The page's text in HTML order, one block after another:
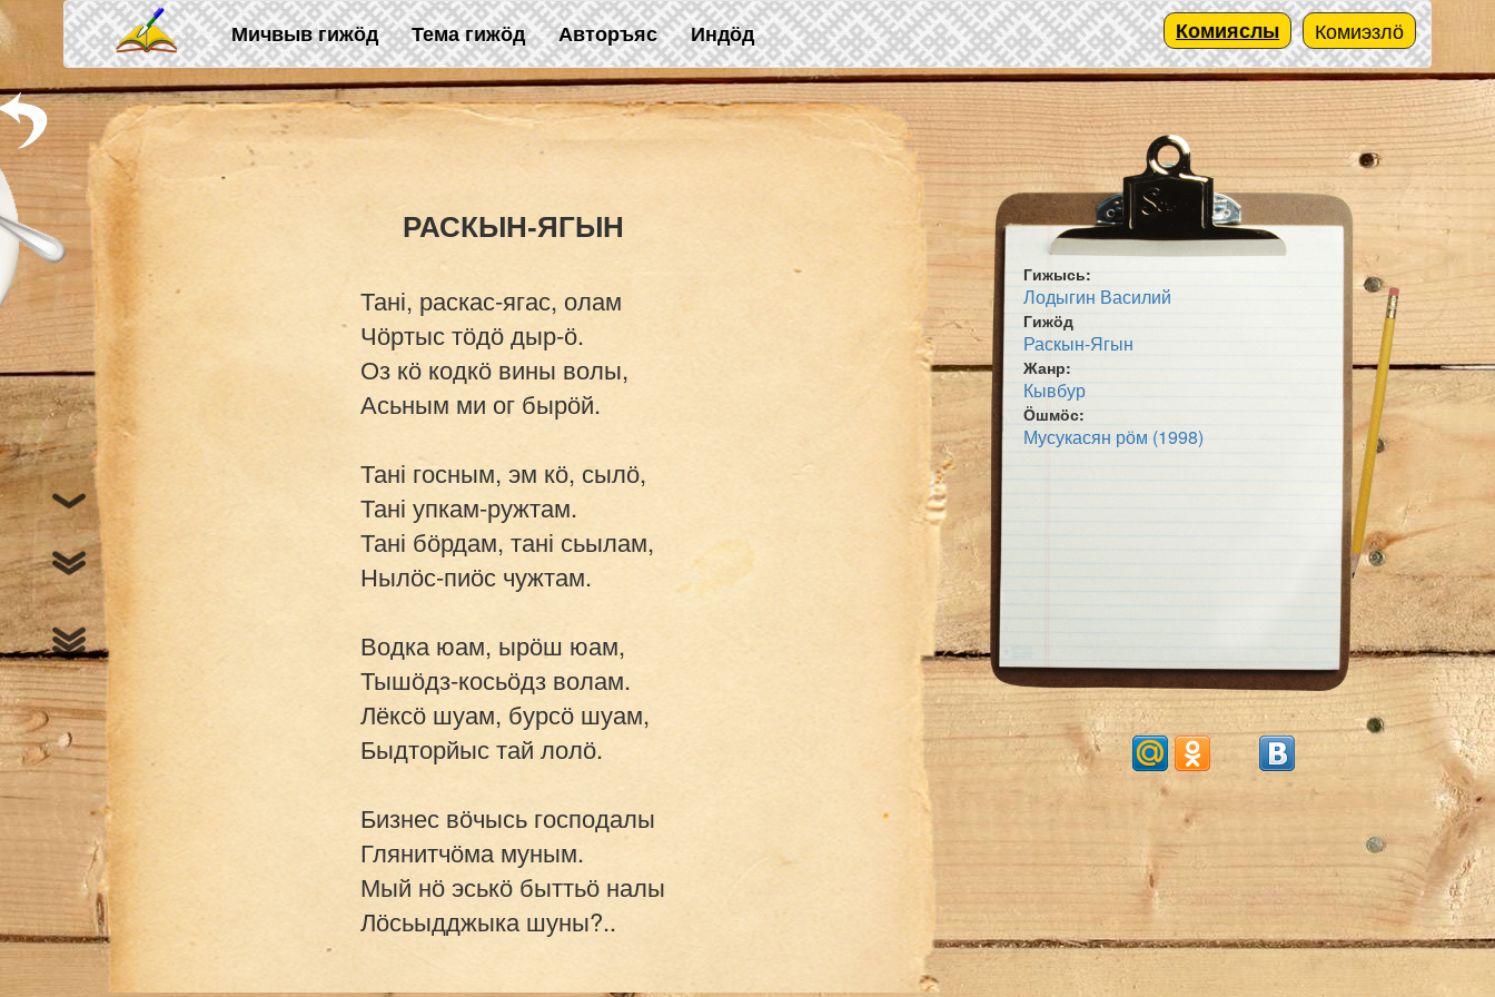
Skip to main content
Мичвыв гижӧд Тема гижӧд Авторъяс Индӧд Комиэзлӧ
Комияслы
Тані, раскас-ягас, олам
Чӧртыс тӧдӧ дыр-ӧ.
Оз кӧ кодкӧ вины волы,
Асьным ми ог бырӧй.
Тані госным, эм кӧ, сылӧ,
Тані упкам-ружтам.
Тані бӧрдам, тані сьылам,
Нылӧс-пиӧс чужтам.
Водка юам, ырӧш юам,
Тышӧдз-косьӧдз волам.
Лёксӧ шуам, бурсӧ шуам,
Быдторйыс тай лолӧ.
Бизнес вӧчысь господалы
Глянитчӧма муным.
Мый нӧ эськӧ быттьӧ налы
Гижысь:
Лодыгин Василий
Гижӧд
Раскын-Ягын
Жанр:
Кывбур
Ӧшмӧс:
Мусукасян рӧм (1998)